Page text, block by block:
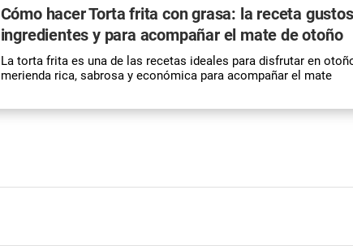
Cómo hacer Torta frita con grasa: la receta
ingredientes y para acompañar el mate de otoño
La torta frita es una de las recetas ideales para disfrutar en
merienda rica, sabrosa y económica para acompañar el mate